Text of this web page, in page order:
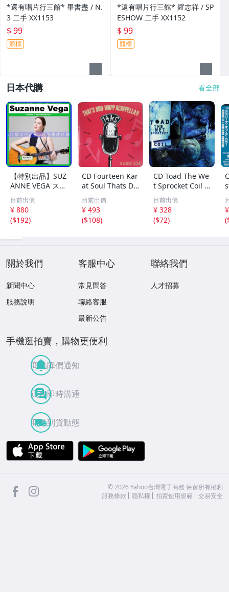
*還有唱片行三館* 畢書盡 / N.
3 二手 XX1153
$ 99
競標
*還有唱片行三館* 羅志祥 / SP
ESHOW 二手 XX1152
$ 99
競標
日本代購 看全部
【特別出品】SUZ
ANNE VEGA スザ
ンヌ・ヴェガ 精
選集 100歌 音楽D
L(MP3CD)☆
目前出價
¥ 880
($192)
CD Fourteen Kar
at Soul Thats Do
o-Wapp Acappel
la PCCY00374 Ca
nyon Internatio
nal /00110
目前出價
¥ 493
($108)
CD Toad The We
t Sprocket Coil C
K67862 Columbi
a /00110
目前出價
¥ 328
($72)
(
關於我們
新聞中心
服務說明
客服中心
常見問答
聯絡客服
最新公告
聯絡我們
人才招募
手機逛拍賣，購物更便利
商品降價通知
買賣即時溝通
商品到貨動態
APP Store
facebook ©2026 Yahoo台灣電子商務 保留所有權利
服務條款
隱私權 拍賣使用規範 交易安全